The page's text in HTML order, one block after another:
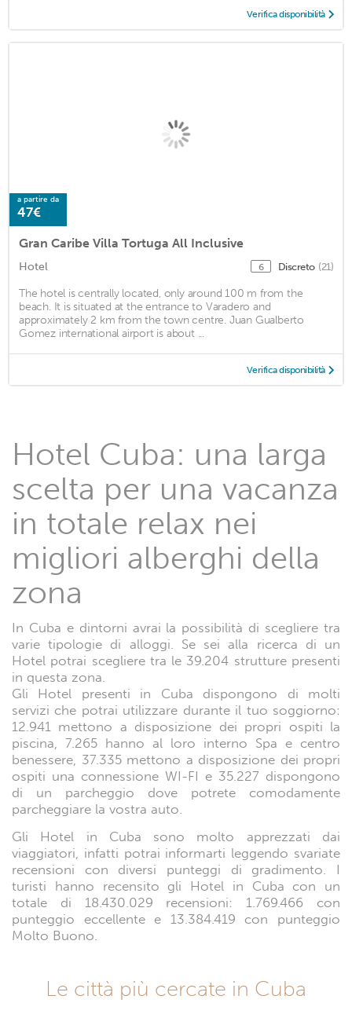
Verifica disponibilità
a partire da
47€
Gran Caribe Villa Tortuga All Inclusive
Hotel 6 Discreto (21)
The hotel is centrally located, only around 100 m from the
beach. It is situated at the entrance to Varadero and
approximately 2 km from the town centre. Juan Gualberto
Gomez international airport is about ...
Verifica disponibilità
Hotel Cuba: una larga
scelta per una vacanza
in totale relax nei
migliori alberghi della
zona
In Cuba e dintorni avrai la possibilità di scegliere tra
varie tipologie di alloggi. Se sei alla ricerca di un
Hotel potrai scegliere tra le 39.204 strutture presenti
in questa zona.
Gli Hotel presenti in Cuba dispongono di molti
servizi che potrai utilizzare durante il tuo soggiorno:
12.941 mettono a disposizione dei propri ospiti la
piscina, 7.265 hanno al loro interno Spa e centro
benessere, 37.335 mettono a disposizione dei propri
ospiti una connessione WI-FI e 35.227 dispongono
di un parcheggio dove potrete comodamente
parcheggiare la vostra auto.
Gli Hotel in Cuba sono molto apprezzati dai
viaggiatori, infatti potrai informarti leggendo svariate
recensioni con diversi punteggi di gradimento. I
turisti hanno recensito gli Hotel in Cuba con un
totale di 18.430.029 recensioni: 1.769.466 con
punteggio eccellente e 13.384.419 con punteggio
Molto Buono.
Le città più cercate in Cuba